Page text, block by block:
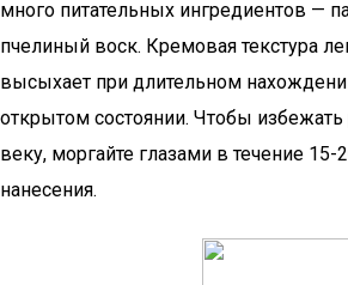
много питательных ингредиентов —
пчелиный воск. Кремовая текстура
высыхает при длительном
открытом состоянии. Чтобы
веку, моргайте глазами в течение 15-
нанесения.